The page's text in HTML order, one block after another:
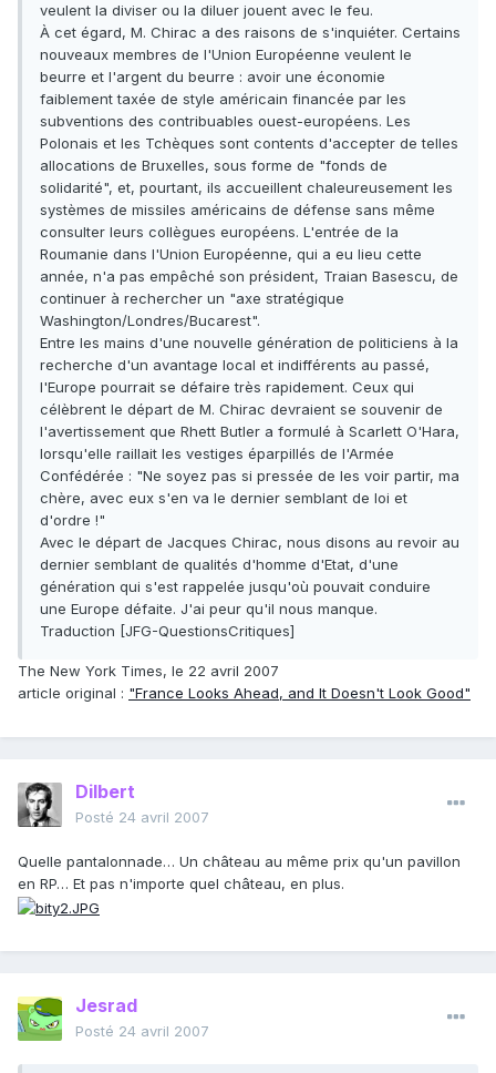
veulent la diviser ou la diluer jouent avec le feu.
À cet égard, M. Chirac a des raisons de s'inquiéter. Certains
nouveaux membres de l'Union Européenne veulent le
beurre et l'argent du beurre : avoir une économie
faiblement taxée de style américain financée par les
subventions des contribuables ouest-européens. Les
Polonais et les Tchèques sont contents d'accepter de telles
allocations de Bruxelles, sous forme de "fonds de
solidarité", et, pourtant, ils accueillent chaleureusement les
systèmes de missiles américains de défense sans même
consulter leurs collègues européens. L'entrée de la
Roumanie dans l'Union Européenne, qui a eu lieu cette
année, n'a pas empêché son président, Traian Basescu, de
continuer à rechercher un "axe stratégique
Washington/Londres/Bucarest".
Entre les mains d'une nouvelle génération de politiciens à la
recherche d'un avantage local et indifférents au passé,
l'Europe pourrait se défaire très rapidement. Ceux qui
célèbrent le départ de M. Chirac devraient se souvenir de
l'avertissement que Rhett Butler a formulé à Scarlett O'Hara,
lorsqu'elle raillait les vestiges éparpillés de l'Armée
Confédérée : "Ne soyez pas si pressée de les voir partir, ma
chère, avec eux s'en va le dernier semblant de loi et
d'ordre !"
Avec le départ de Jacques Chirac, nous disons au revoir au
dernier semblant de qualités d'homme d'Etat, d'une
génération qui s'est rappelée jusqu'où pouvait conduire
une Europe défaite. J'ai peur qu'il nous manque.
Traduction [JFG-QuestionsCritiques]
The New York Times, le 22 avril 2007
article original : "France Looks Ahead, and It Doesn't Look Good"
Dilbert
Posté 24 avril 2007
Quelle pantalonnade… Un château au même prix qu'un pavillon
en RP… Et pas n'importe quel château, en plus.
Jesrad
Posté 24 avril 2007